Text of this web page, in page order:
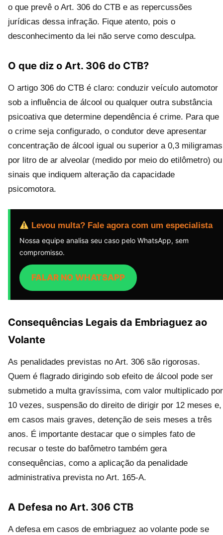
o que prevê o Art. 306 do CTB e as repercussões
jurídicas dessa infração. Fique atento, pois o
desconhecimento da lei não serve como desculpa.
O que diz o Art. 306 do CTB?
O artigo 306 do CTB é claro: conduzir veículo automotor
sob a influência de álcool ou qualquer outra substância
psicoativa que determine dependência é crime. Para que
o crime seja configurado, o condutor deve apresentar
concentração de álcool igual ou superior a 0,3 miligramas
por litro de ar alveolar (medido por meio do etilômetro) ou
sinais que indiquem alteração da capacidade
psicomotora.
Levou multa? Fale agora com um especialista
Nossa equipe analisa seu caso pelo WhatsApp, sem
compromisso.
FALAR NO WHATSAPP
Consequências Legais da Embriaguez ao
Volante
As penalidades previstas no Art. 306 são rigorosas.
Quem é flagrado dirigindo sob efeito de álcool pode ser
submetido a multa gravíssima, com valor multiplicado por
10 vezes, suspensão do direito de dirigir por 12 meses e,
em casos mais graves, detenção de seis meses a três
anos. É importante destacar que o simples fato de
recusar o teste do bafômetro também gera
consequências, como a aplicação da penalidade
administrativa prevista no Art. 165-A.
A Defesa no Art. 306 CTB
A defesa em casos de embriaguez ao volante pode se